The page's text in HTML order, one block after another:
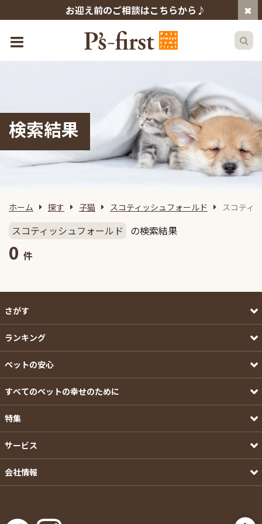
お迎え前のご相談はこちらから♪
検索結果
ホーム 探す 子猫 スコティッシュフォールド スコティ
スコティッシュフォールド の検索結果
0 件
さがす
ランキング
ペットの安心
すべてのペットの幸せのために
特集
サービス
会社情報